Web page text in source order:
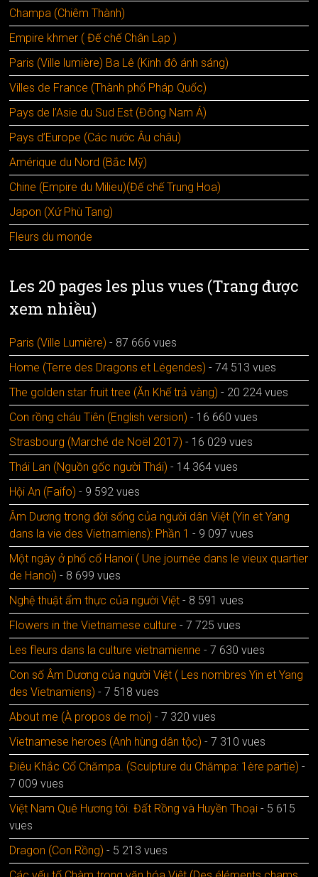
Champa (Chiêm Thành)
Empire khmer ( Đế chế Chân Lạp )
Paris (Ville lumière) Ba Lê (Kinh đô ánh sáng)
Villes de France (Thành phố Pháp Quốc)
Pays de l’Asie du Sud Est (Đông Nam Á)
Pays d’Europe (Các nước Âu châu)
Amérique du Nord (Bắc Mỹ)
Chine (Empire du Milieu)(Đế chế Trung Hoa)
Japon (Xứ Phù Tang)
Fleurs du monde
Les 20 pages les plus vues (Trang được
xem nhiều)
Paris (Ville Lumière) - 87 666 vues
Home (Terre des Dragons et Légendes) - 74 513 vues
The golden star fruit tree (Ăn Khế trả vàng) - 20 224 vues
Con rồng cháu Tiên (English version) - 16 660 vues
Strasbourg (Marché de Noël 2017) - 16 029 vues
Thái Lan (Nguồn gốc người Thái) - 14 364 vues
Hội An (Faifo) - 9 592 vues
Âm Dương trong đời sống của người dân Việt (Yin et Yang
dans la vie des Vietnamiens): Phần 1 - 9 097 vues
Một ngày ở phố cổ Hanoï ( Une journée dans le vieux quartier
de Hanoï) - 8 699 vues
Nghệ thuật ẩm thực của người Việt - 8 591 vues
Flowers in the Vietnamese culture - 7 725 vues
Les fleurs dans la culture vietnamienne - 7 630 vues
Con số Âm Dương của người Việt ( Les nombres Yin et Yang
des Vietnamiens) - 7 518 vues
About me (À propos de moi) - 7 320 vues
Vietnamese heroes (Anh hùng dân tộc) - 7 310 vues
Điêu Khắc Cổ Chămpa. (Sculpture du Chămpa: 1ère partie) -
7 009 vues
Việt Nam Quê Hương tôi. Đất Rồng và Huyền Thoại - 5 615
vues
Dragon (Con Rồng) - 5 213 vues